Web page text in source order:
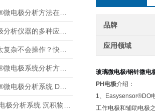
品牌
应用领域
玻璃微电极/钢针微电
PH电极介绍：
1、Easysensor®DO
工作电极和辅助电极